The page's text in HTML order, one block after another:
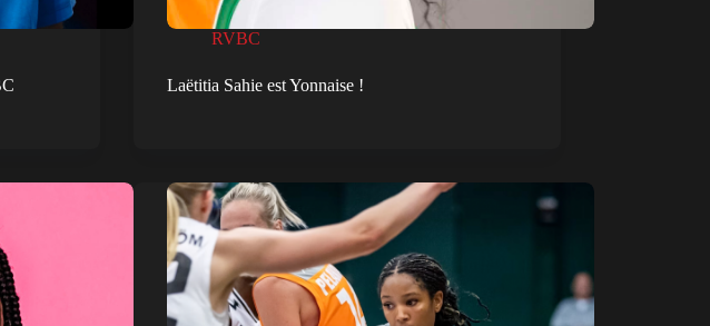
RVBC
Laëtitia Sahie est Yonnaise !